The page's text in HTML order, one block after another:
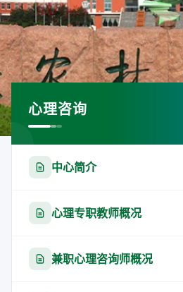
心理咨询
中心简介
心理专职教师概况
兼职心理咨询师概况